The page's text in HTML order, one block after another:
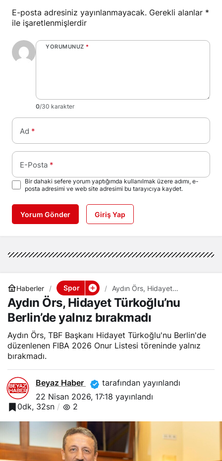
E-posta adresiniz yayınlanmayacak. Gerekli alanlar *
ile işaretlenmişlerdir
YORUMUNUZ *
0/30 karakter
Ad *
E-Posta *
Bir dahaki sefere yorum yaptığımda kullanılmak üzere adımı, e-
posta adresimi ve web site adresimi bu tarayıcıya kaydet.
Yorum Gönder Giriş Yap
Haberler Spor
Aydın Örs, Hidayet
Türkoğlu’nu Berlin’de yalnız
bırakmadı
Aydın Örs, Hidayet Türkoğlu’nu
Berlin’de yalnız bırakmadı
Aydın Örs, TBF Başkanı Hidayet Türkoğlu'nu Berlin'de
düzenlenen FIBA 2026 Onur Listesi töreninde yalnız
bırakmadı.
Beyaz Haber
tarafından yayınlandı
22 Nisan 2026, 17:18 yayınlandı
0dk, 32sn
2